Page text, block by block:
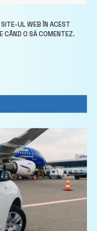
UL WEB ÎN ACEST
CÂND O SĂ COMENTEZ.